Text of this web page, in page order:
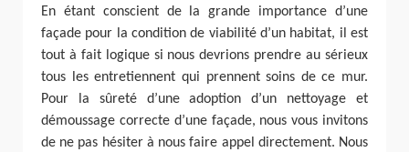
En étant conscient de la grande importance d’une
façade pour la condition de viabilité d’un habitat, il est
tout à fait logique si nous devrions prendre au sérieux
tous les entretiennent qui prennent soins de ce mur.
Pour la sûreté d’une adoption d’un nettoyage et
démoussage correcte d’une façade, nous vous invitons
de ne pas hésiter à nous faire appel directement. Nous